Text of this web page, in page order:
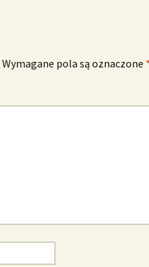
Wymagane pola są oznaczone *